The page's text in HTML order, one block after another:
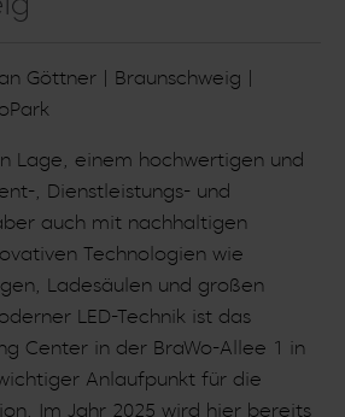
Göttner | Braunschweig |
Lage, einem hochwertigen und
, Dienstleistungs- und
auch mit nachhaltigen
Technologien wie
Ladesäulen und großen
LED-Technik ist das
Center in der BraWo-Allee 1 in
Anlaufpunkt für die
Im Jahr 2025 wird hier bereits